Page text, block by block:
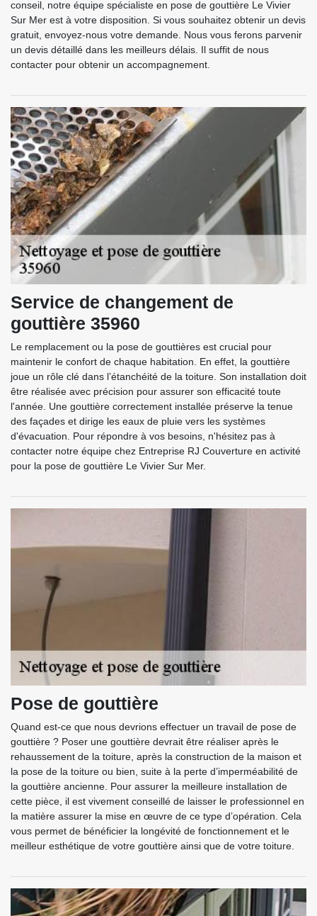
conseil, notre équipe spécialiste en pose de gouttière Le Vivier
Sur Mer est à votre disposition. Si vous souhaitez obtenir un devis
gratuit, envoyez-nous votre demande. Nous vous ferons parvenir
un devis détaillé dans les meilleurs délais. Il suffit de nous
contacter pour obtenir un accompagnement.
Service de changement de
gouttière 35960
Le remplacement ou la pose de gouttières est crucial pour
maintenir le confort de chaque habitation. En effet, la gouttière
joue un rôle clé dans l’étanchéité de la toiture. Son installation doit
être réalisée avec précision pour assurer son efficacité toute
l'année. Une gouttière correctement installée préserve la tenue
des façades et dirige les eaux de pluie vers les systèmes
d'évacuation. Pour répondre à vos besoins, n'hésitez pas à
contacter notre équipe chez Entreprise RJ Couverture en activité
pour la pose de gouttière Le Vivier Sur Mer.
Pose de gouttière
Quand est-ce que nous devrions effectuer un travail de pose de
gouttière ? Poser une gouttière devrait être réaliser après le
rehaussement de la toiture, après la construction de la maison et
la pose de la toiture ou bien, suite à la perte d’imperméabilité de
la gouttière ancienne. Pour assurer la meilleure installation de
cette pièce, il est vivement conseillé de laisser le professionnel en
la matière assurer la mise en œuvre de ce type d’opération. Cela
vous permet de bénéficier la longévité de fonctionnement et le
meilleur esthétique de votre gouttière ainsi que de votre toiture.